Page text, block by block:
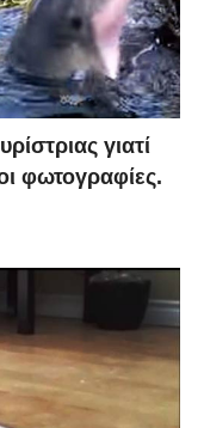
γιατί
φωτογραφίες.